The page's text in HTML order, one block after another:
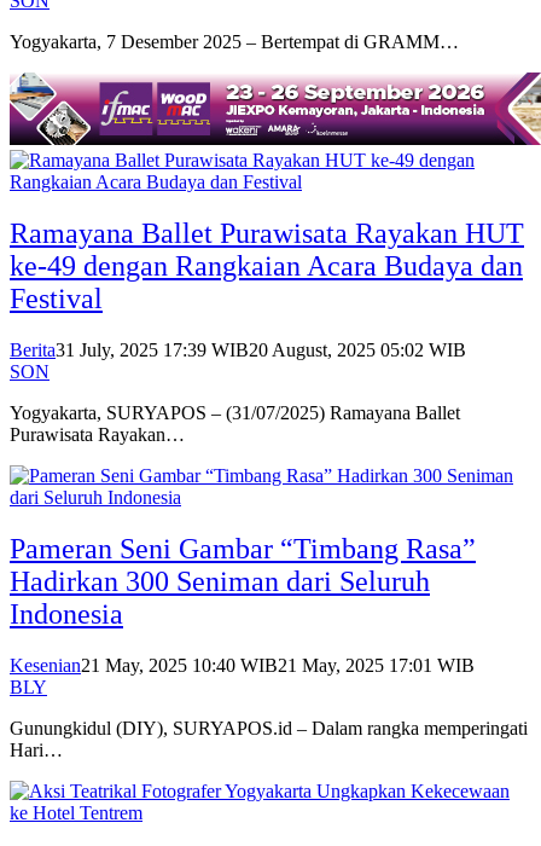
Yogyakarta, 7 Desember 2025 – Bertempat di GRAMM…
Ramayana Ballet Purawisata Rayakan HUT
ke-49 dengan Rangkaian Acara Budaya dan
Festival
Berita31 July, 2025 17:39 WIB20 August, 2025 05:02 WIB
SON
Yogyakarta, SURYAPOS – (31/07/2025) Ramayana Ballet
Purawisata Rayakan…
Pameran Seni Gambar “Timbang Rasa”
Hadirkan 300 Seniman dari Seluruh
Indonesia
Kesenian21 May, 2025 10:40 WIB21 May, 2025 17:01 WIB
BLY
Gunungkidul (DIY), SURYAPOS.id – Dalam rangka memperingati
Hari…